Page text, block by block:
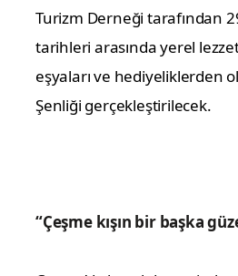
Turizm Derneği tarafından
tarihleri arasında yerel
eşyaları ve hediyeliklerden
Şenliği gerçekleştirilecek.
“Çeşme kışın bir başka